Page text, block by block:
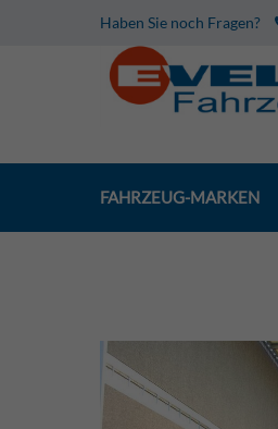
Haben Sie noch Fragen?
FAHRZEUG-MARKEN